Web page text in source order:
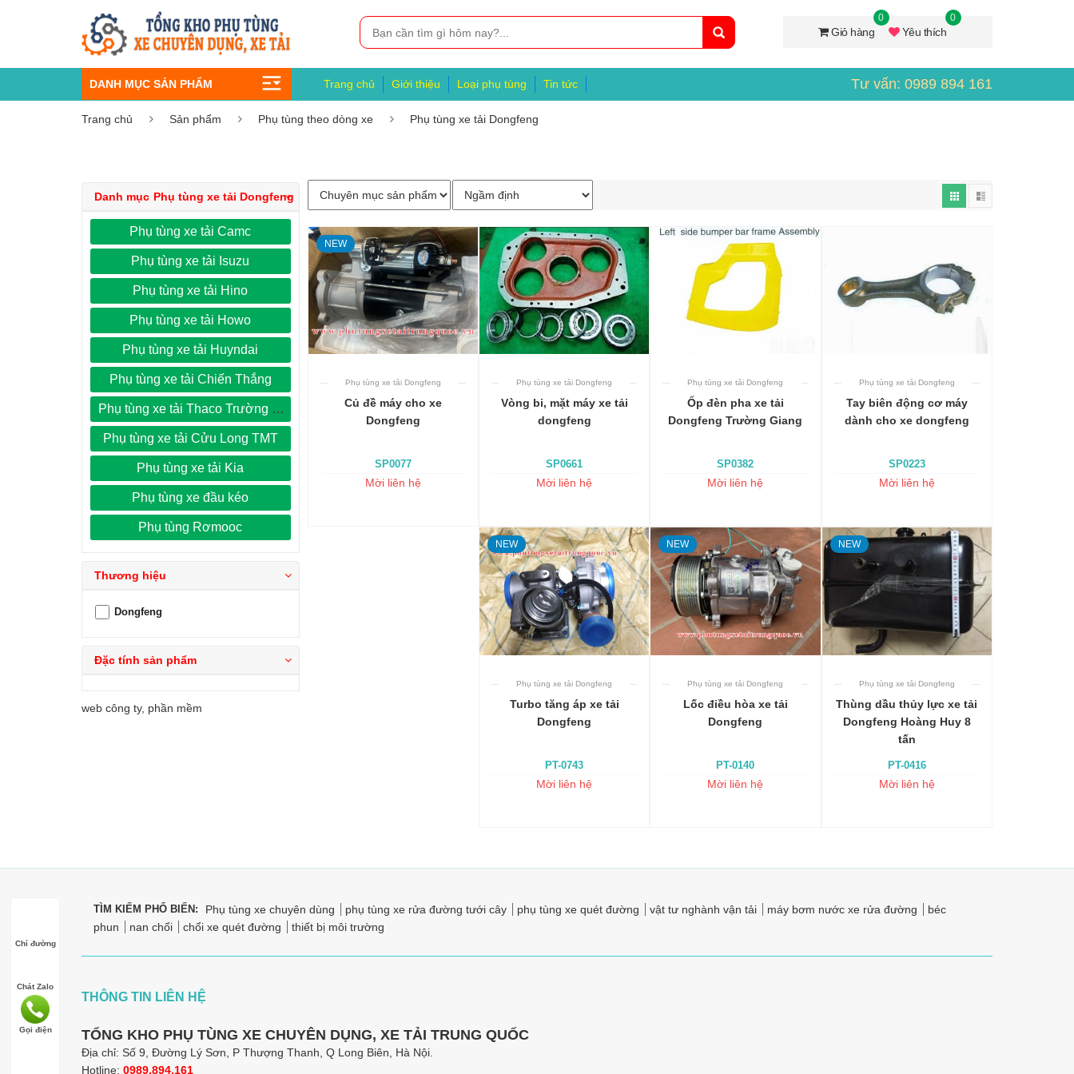
Giỏ hàng
0
Yêu thích
0
DANH MỤC SẢN PHẨM Trang chủ Giới thiệu Loại phụ tùng Tin tức Tư vấn: 0989 894 161
Trang chủ Sản phẩm Phụ tùng theo dòng xe Phụ tùng xe tải Dongfeng
Danh mục Phụ tùng xe tải Dongfeng
Phụ tùng xe tải Camc
Phụ tùng xe tải Isuzu
Phụ tùng xe tải Hino
Phụ tùng xe tải Howo
Phụ tùng xe tải Huyndai
Phụ tùng xe tải Chiến Thắng
Phụ tùng xe tải Thaco Trường Hải
Phụ tùng xe tải Cửu Long TMT
Phụ tùng xe tải Kia
Phụ tùng xe đầu kéo
Phụ tùng Rơmooc
Thương hiệu
Dongfeng
Đặc tính sản phẩm
web công ty, phần mềm
Thêm vào giỏ
NEW
Phụ tùng xe tải Dongfeng
Củ đề máy cho xe
Dongfeng
SP0077
Mời liên hệ
Thêm vào giỏ
Phụ tùng xe tải Dongfeng
Vòng bi, mặt máy xe tải
dongfeng
SP0661
Mời liên hệ
Thêm vào giỏ
Phụ tùng xe tải Dongfeng
Ốp đèn pha xe tải
Dongfeng Trường Giang
SP0382
Mời liên hệ
Thêm vào giỏ
Phụ tùng xe tải Dongfeng
Tay biên động cơ máy
dành cho xe dongfeng
SP0223
Mời liên hệ
Thêm vào giỏ
NEW
Phụ tùng xe tải Dongfeng
Turbo tăng áp xe tải
Dongfeng
PT-0743
Mời liên hệ
Thêm vào giỏ
NEW
Phụ tùng xe tải Dongfeng
Lốc điều hòa xe tải
Dongfeng
PT-0140
Mời liên hệ
Thêm vào giỏ
NEW
Phụ tùng xe tải Dongfeng
Thùng dầu thủy lực xe tải
Dongfeng Hoàng Huy 8
tấn
PT-0416
Mời liên hệ
TÌM KIẾM PHỔ BIẾN: Phụ tùng xe chuyên dùng phụ tùng xe rửa đường tưới cây phụ tùng xe quét đường vật tư nghành vận tải máy bơm nước xe rửa đường
béc
phun
nan chổi chổi xe quét đường thiết bị môi trường
THÔNG TIN LIÊN HỆ
TỔNG KHO PHỤ TÙNG XE CHUYÊN DỤNG, XE TẢI TRUNG QUỐC
Địa chỉ: Số 9, Đường Lý Sơn, P Thượng Thanh, Q Long Biên, Hà Nội.
Hotline: 0989.894.161
Chỉ đường
Chát Zalo
Gọi điện